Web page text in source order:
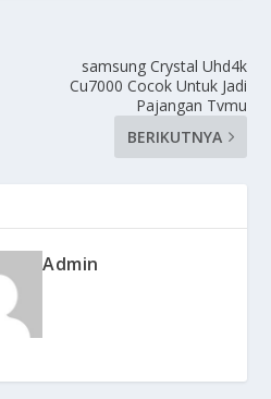
samsung Crystal Uhd4k
Cu7000 Cocok Untuk Jadi
Pajangan Tvmu
BERIKUTNYA
Admin